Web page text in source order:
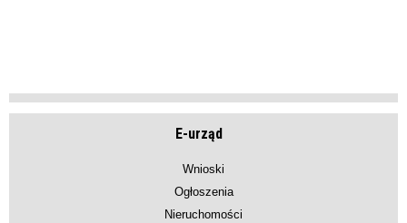
E-urząd
Wnioski
Ogłoszenia
Nieruchomości